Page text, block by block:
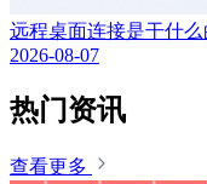
远程桌面连接是干什
2026-08-07
热门资讯
查看更多